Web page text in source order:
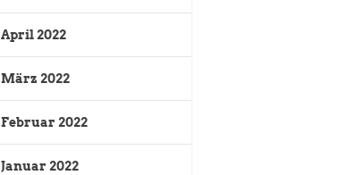
April 2022
März 2022
Februar 2022
Januar 2022